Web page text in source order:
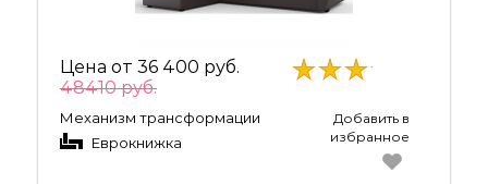
Цена от 36 400 руб.
48410 руб.
Механизм трансформации
Еврокнижка
Добавить в
избранное